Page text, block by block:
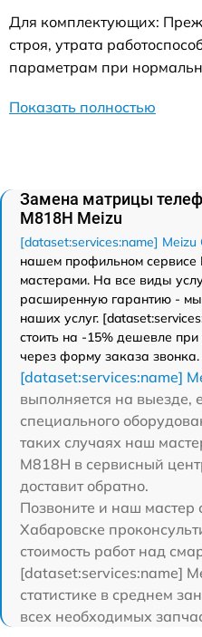
Для комплектующих:
строя, утрата
параметрам при
Показать полностью
Замена матрицы
M818H Meizu
[dataset:services:name] Meizu
нашем профильном сервисе
мастерами. На все виды
расширенную гарантию -
наших услуг.
стоить на -15% дешевле
через форму заказа звонка.
[dataset:services:name]
выполняется на выезде,
специального
таких случаях наш
M818H в сервисный
доставит обратно.
Позвоните и наш мастер
Хабаровске
стоимость работ над
[dataset:services:name]
статистике в среднем
всех необходимых